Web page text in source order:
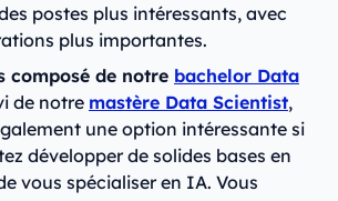
postes plus intéressants, avec
plus importantes.
composé de notre bachelor Data
de notre mastère Data Scientist,
une option intéressante si
développer de solides bases en
vous spécialiser en IA. Vous